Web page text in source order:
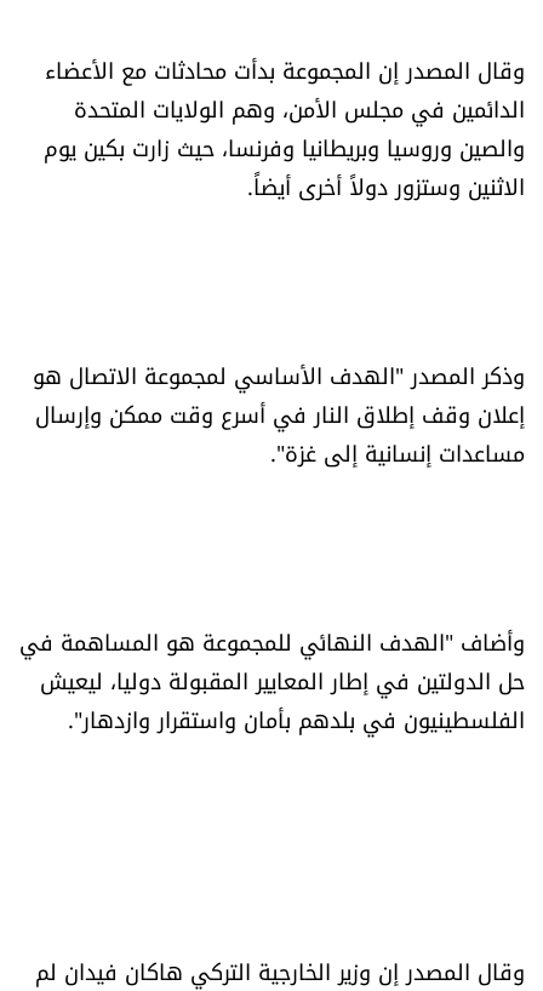
صحّة وصحن
الرياضة
للتاريخ
فيديو
شروط الاستخدام
شروط الإشتراك
وقال المصدر إن المجموعة بدأت محادثات مع الأعضاء
الدائمين في مجلس الأمن، وهم الولايات المتحدة
والصين وروسيا وبريطانيا وفرنسا، حيث زارت بكين يوم
الاثنين وستزور دولاً أخرى أيضاً.
وذكر المصدر "الهدف الأساسي لمجموعة الاتصال هو
إعلان وقف إطلاق النار في أسرع وقت ممكن وإرسال
مساعدات إنسانية إلى غزة".
وأضاف "الهدف النهائي للمجموعة هو المساهمة في
حل الدولتين في إطار المعايير المقبولة دوليا، ليعيش
الفلسطينيون في بلدهم بأمان واستقرار وازدهار".
وقال المصدر إن وزير الخارجية التركي هاكان فيدان لم